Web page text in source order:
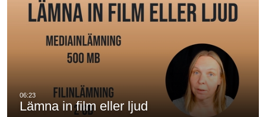
Lämna in film eller ljud